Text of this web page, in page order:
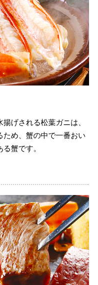
げされる松葉ガニは、
ため、蟹の中で一番おい
蟹です。